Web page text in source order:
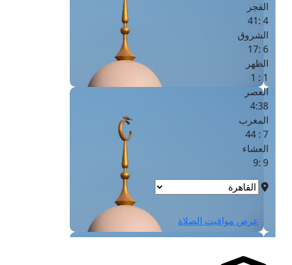
الفجر
4 :41
الشروق
6 :17
الظهر
1 : 1
العصر
4:38
المغرب
7 : 44
العشاء
9 :9
عرض مواقيت الصلاة